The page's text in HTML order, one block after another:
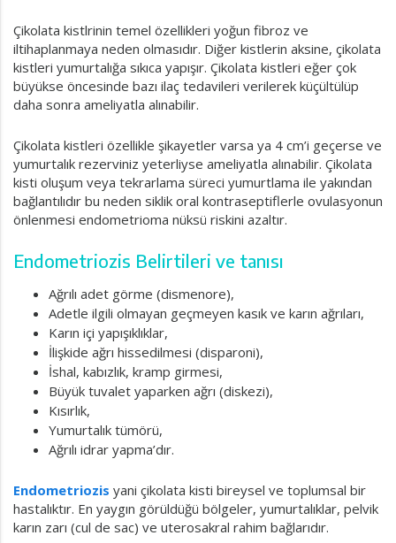
Çikolata kistlrinin temel özellikleri yoğun fibroz ve
iltihaplanmaya neden olmasıdır. Diğer kistlerin aksine, çikolata
kistleri yumurtalığa sıkıca yapışır. Çikolata kistleri eğer çok
büyükse öncesinde bazı ilaç tedavileri verilerek küçültülüp
daha sonra ameliyatla alınabilir.
Çikolata kistleri özellikle şikayetler varsa ya 4 cm’i geçerse ve
yumurtalık rezerviniz yeterliyse ameliyatla alınabilir. Çikolata
kisti oluşum veya tekrarlama süreci yumurtlama ile yakından
bağlantılıdır bu neden siklik oral kontraseptiflerle ovulasyonun
önlenmesi endometrioma nüksü riskini azaltır.
Endometriozis Belirtileri ve tanısı
Ağrılı adet görme (dismenore),
Adetle ilgili olmayan geçmeyen kasık ve karın ağrıları,
Karın içi yapışıklıklar,
İlişkide ağrı hissedilmesi (disparoni),
İshal, kabızlık, kramp girmesi,
Büyük tuvalet yaparken ağrı (diskezi),
Kısırlık,
Yumurtalık tümörü,
Ağrılı idrar yapma’dır.
Endometriozis yani çikolata kisti bireysel ve toplumsal bir
hastalıktır. En yaygın görüldüğü bölgeler, yumurtalıklar, pelvik
karın zarı (cul de sac) ve uterosakral rahim bağlarıdır.